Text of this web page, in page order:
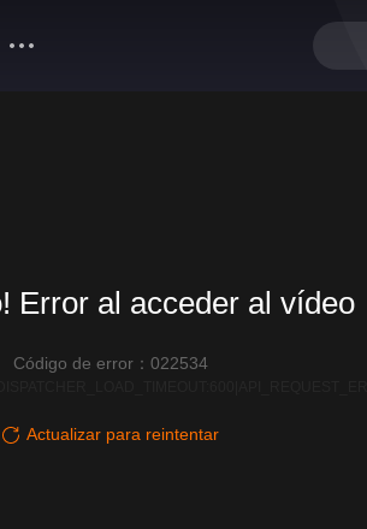
Error al acceder al vídeo
Código de error：022534
Actualizar para reintentar